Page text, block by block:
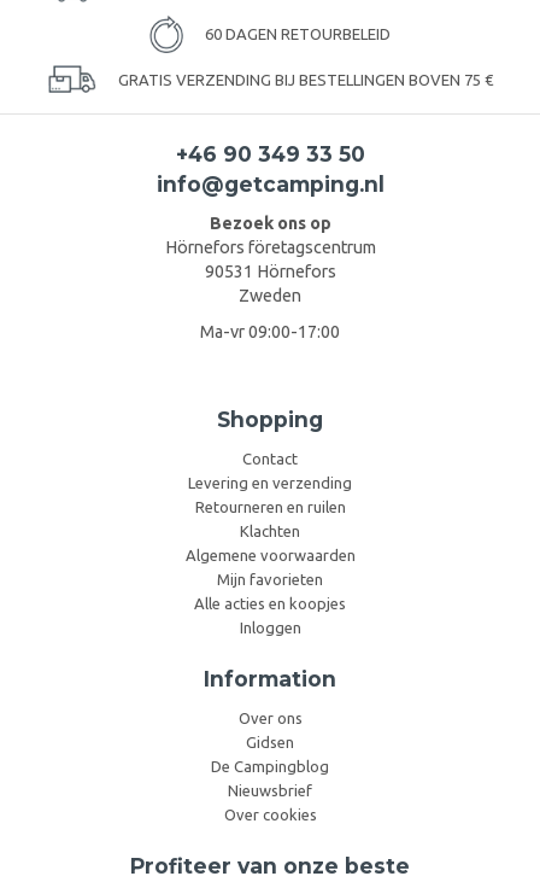
60 DAGEN RETOURBELEID
GRATIS VERZENDING BIJ BESTELLINGEN BOVEN 75 €
+46 90 349 33 50
info@getcamping.nl
Bezoek ons op
Hörnefors företagscentrum
90531 Hörnefors
Zweden
Ma-vr 09:00-17:00
Shopping
Contact
Levering en verzending
Retourneren en ruilen
Klachten
Algemene voorwaarden
Mijn favorieten
Alle acties en koopjes
Inloggen
Information
Over ons
Gidsen
De Campingblog
Nieuwsbrief
Over cookies
Profiteer van onze beste